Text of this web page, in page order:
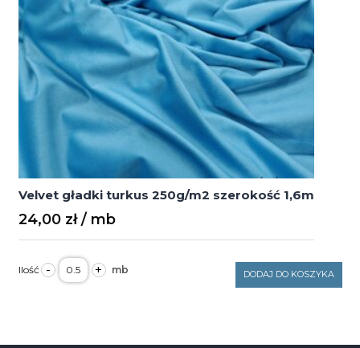
Velvet gładki turkus 250g/m2 szerokość 1,6m
24,00 zł
- ilość
Velvet
gładki
+ DODAJ DO KOSZYKA